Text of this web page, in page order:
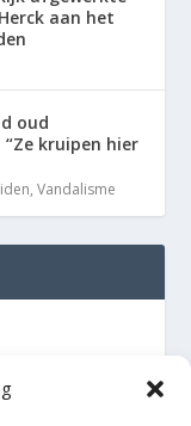
aan het
oud
kruipen hier
,Vandalisme